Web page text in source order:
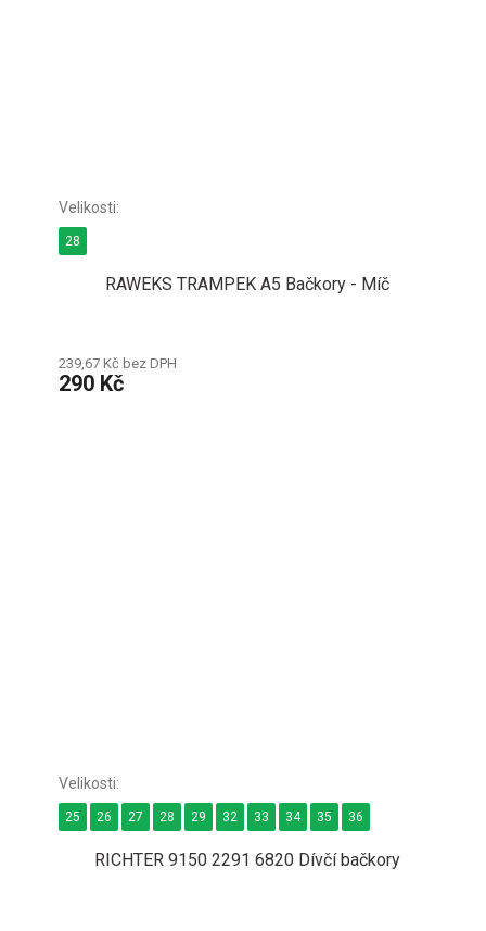
RAWEKS TRAMPEK A5 Bačkory - Míč
239,67 Kč bez DPH
290 Kč
28
RICHTER 9150 2291 6820 Dívčí bačkory
25 26 27 28 29 32 33 34 35 36